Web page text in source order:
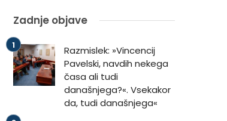
Zadnje objave
Razmislek: »Vincencij
Pavelski, navdih nekega
časa ali tudi
današnjega?«. Vsekakor
da, tudi današnjega«